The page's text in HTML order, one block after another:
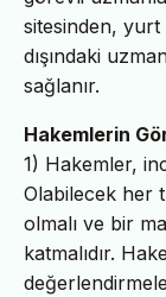
sitesinden, yurt
dışındaki
sağlanır.
Hakemlerin
1) Hakemler,
Olabilecek her
olmalı ve bir
katmalıdır.